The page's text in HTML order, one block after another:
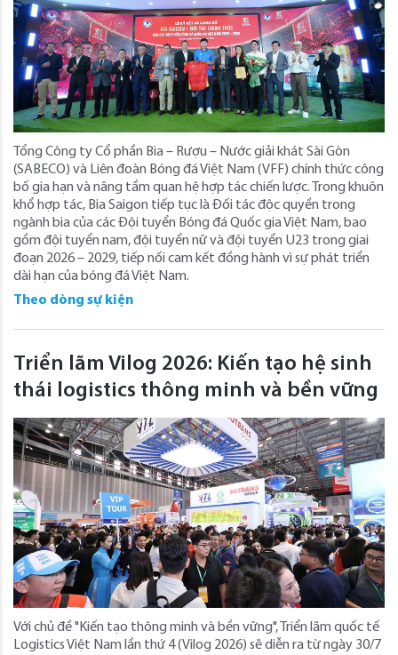
Tổng Công ty Cổ phần Bia – Rượu – Nước giải khát Sài Gòn
(SABECO) và Liên đoàn Bóng đá Việt Nam (VFF) chính thức công
bố gia hạn và nâng tầm quan hệ hợp tác chiến lược. Trong khuôn
khổ hợp tác, Bia Saigon tiếp tục là Đối tác độc quyền trong
ngành bia của các Đội tuyển Bóng đá Quốc gia Việt Nam, bao
gồm đội tuyển nam, đội tuyển nữ và đội tuyển U23 trong giai
đoạn 2026 – 2029, tiếp nối cam kết đồng hành vì sự phát triển
dài hạn của bóng đá Việt Nam.
Theo dòng sự kiện
Triển lãm Vilog 2026: Kiến tạo hệ sinh
thái logistics thông minh và bền vững
Với chủ đề "Kiến tạo thông minh và bền vững", Triển lãm quốc tế
Logistics Việt Nam lần thứ 4 (Vilog 2026) sẽ diễn ra từ ngày 30/7